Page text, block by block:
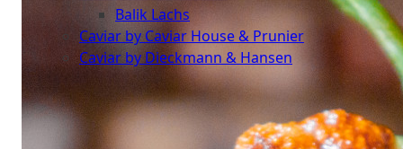
Balik Lachs
Caviar by Caviar House & Prunier
Caviar by Dieckmann & Hansen
Probierpakete
Schnelle